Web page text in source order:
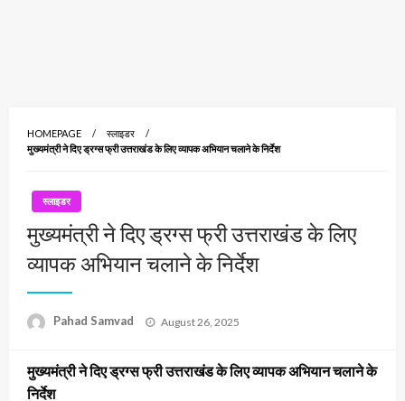
HOMEPAGE
स्लाइडर
मुख्यमंत्री ने दिए ड्रग्स फ्री उत्तराखंड के लिए व्यापक अभियान चलाने के निर्देश
स्लाइडर
मुख्यमंत्री ने दिए ड्रग्स फ्री उत्तराखंड के लिए
व्यापक अभियान चलाने के निर्देश
Pahad Samvad
Posted
August 26, 2025
मुख्यमंत्री ने दिए ड्रग्स फ्री उत्तराखंड के लिए व्यापक अभियान चलाने के
निर्देश